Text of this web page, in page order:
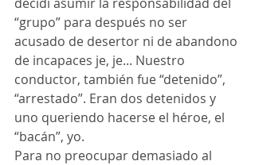
“grupo” para después no ser
acusado de desertor ni de abandono
de incapaces je, je... Nuestro
conductor, también fue “detenido”,
“arrestado”. Eran dos detenidos y
uno queriendo hacerse el héroe, el
“bacán”, yo.
Para no preocupar demasiado al